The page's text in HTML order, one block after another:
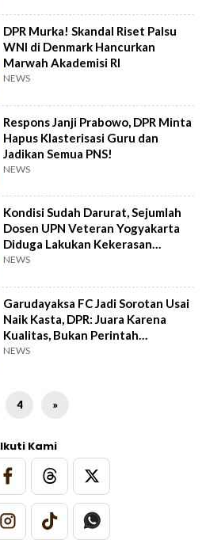
DPR Murka! Skandal Riset Palsu
WNI di Denmark Hancurkan
Marwah Akademisi RI
NEWS
Respons Janji Prabowo, DPR Minta
Hapus Klasterisasi Guru dan
Jadikan Semua PNS!
NEWS
Kondisi Sudah Darurat, Sejumlah
Dosen UPN Veteran Yogyakarta
Diduga Lakukan Kekerasan
Seksual
NEWS
Garudayaksa FC Jadi Sorotan Usai
Naik Kasta, DPR: Juara Karena
Kualitas, Bukan Perintah
Presiden!
NEWS
4 »
Ikuti Kami